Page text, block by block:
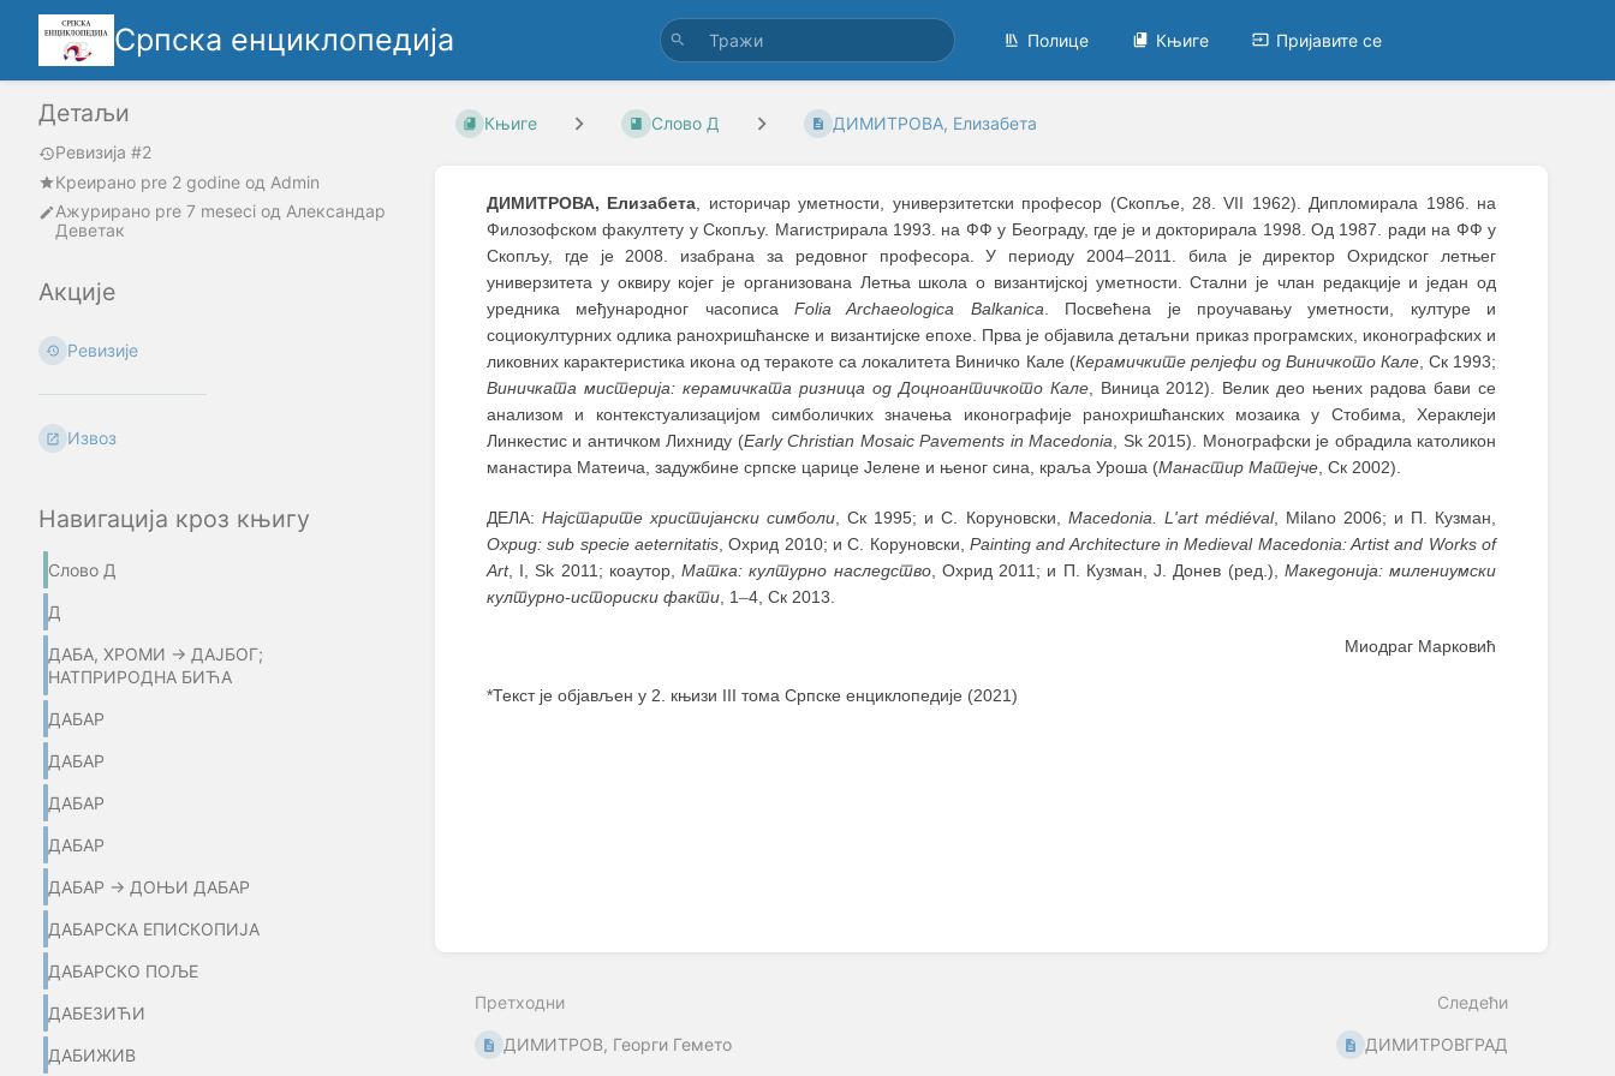
Српска енциклопедија Полице Књиге Пријавите се
Детаљи
Ревизија #2
Креирано pre 2 godine oд Admin
Ажурирано pre 7 meseci од Александар
Деветак
Акције
Ревизије
Извоз
Навигација кроз књигу
Слово Д
Д
ДАБА, ХРОМИ → ДАЈБОГ;
НАТПРИРОДНА БИЋА
ДАБАР
ДАБАР
ДАБАР
ДАБАР
ДАБАР → ДОЊИ ДАБАР
ДАБАРСКА ЕПИСКОПИЈА
ДАБАРСКО ПОЉЕ
ДАБЕЗИЋИ
ДАБИЖИВ
Књиге Слово Д ДИМИТРОВА, Елизабета
ДИМИТРОВА, Елизабета, историчар уметности, универзитетски професор (Скопље, 28. VII 1962). Дипломирала 1986. на
Филозофском факултету у Скопљу. Магистрирала 1993. на ФФ у Београду, где је и докторирала 1998. Од 1987. ради на ФФ у
Скопљу, где је 2008. изабрана за редовног професора. У периоду 2004–2011. била је директор Охридског летњег
универзитета у оквиру којег је организована Летња школа о византијској уметности. Стални је члан редакције и један од
уредника међународног часописаFolia Archaeologica Balkanica. Посвећена је проучавању уметности, културе и
социокултурних одлика ранохришћанске и византијске епохе. Прва је објавила детаљни приказ програмских, иконографских и
ликовних карактеристика икона од теракоте са локалитета Виничко Кале (Керамичките релјефи од Виничкото Кале, Ск 1993;
Виничката мистерија: керамичката ризница од Доцноантичкото Кале, Виница 2012). Велик део њених радова бави се
анализом и контекстуализацијом симболичких значења иконографије ранохришћанских мозаика у Стобима, Хераклеји
Линкестис и античком Лихниду (Early Christian Mosaic Pavements in Macedonia, Sk 2015). Монографски је обрадила католикон
манастира Матеича, задужбине српске царице Јелене и њеног сина, краља Уроша (Манастир Матејче, Ск 2002).
ДЕЛА:Најстарите христијански симболи , Ск 1995; и С. Коруновски, Macedonia. L'art médiéval, Milanо 2006; и П. Кузман,
Охрид: sub specie aeternitatis , Охрид 2010; и С. Коруновски, Painting and Architecture in Medieval Macedonia: Artist and Works of
Art, I, Sk 2011; коаутор,Матка: културно наследство, Охрид 2011; и П. Кузман, Ј. Донев (ред.), Македонија: милениумски
културно-историски факти , 1–4, Ск 2013.
Миодраг Марковић
*Текст је објављен у 2. књизи III тома Српске енциклопедије (2021)
Претходни
ДИМИТРОВ, Георги Гемето
Следећи
ДИМИТРОВГРАД